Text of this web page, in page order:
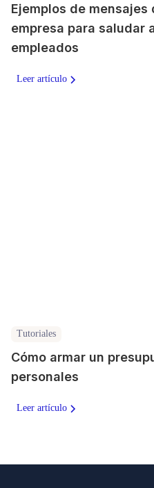
Ejemplos de
empresa para saludar
empleados
Leer artículo
Tutoriales
Cómo armar un
personales
Leer artículo